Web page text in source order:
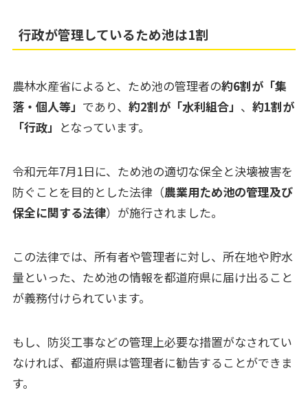
行政が管理しているため池は1割
農林水産省によると、ため池の管理者の約6割が「集
落・個人等」 であり、 約2割が「水利組合」 、 約1割が
「行政」 となっています。
令和元年7月1日に、ため池の適切な保全と決壊被害を
防ぐことを目的とした法律（農業用ため池の管理及び
保全に関する法律）が施行されました。
この法律では、所有者や管理者に対し、所在地や貯水
量といった、ため池の情報を都道府県に届け出ること
が義務付けられています。
もし、防災工事などの管理上必要な措置がなされてい
なければ、都道府県は管理者に勧告することができま
す。